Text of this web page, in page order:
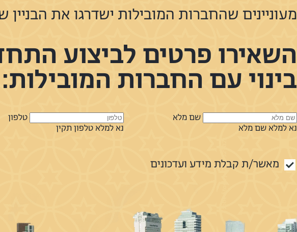
מעוניינים שהחברות המובילות ישדרגו את הבניין
השאירו פרטים לביצוע
בינוי עם החברות המובילות:
שם מלא
נא למלא שם מלא
טלפון
נא למלא טלפון תקין
מאשר/ת קבלת מידע ועדכונים
מעוניינים לבצע התחדשות עירונית בבניין
שם מלא
נא למלא שם מלא
נא למלא טלפון תקין
הודעה